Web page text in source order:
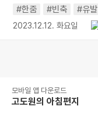
#한줌
#빈축 #유발
2023.12.12. 화요일
모바일 앱 다운로드
고도원의 아침편지